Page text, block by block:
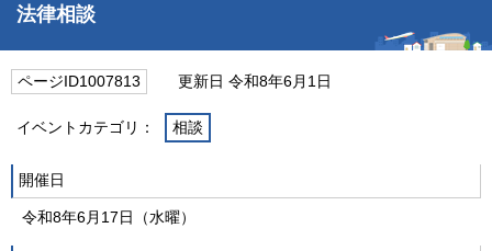
法律相談
ページID1007813 更新日 令和8年6月1日
イベントカテゴリ： 相談
開催日
令和8年6月17日（水曜）